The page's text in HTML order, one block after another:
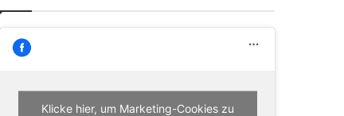
Klicke hier, um Marketing-Cookies zu